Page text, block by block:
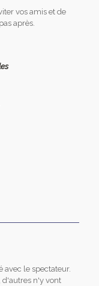
vos amis et de
après.
le spectateur.
d'autres n'y vont